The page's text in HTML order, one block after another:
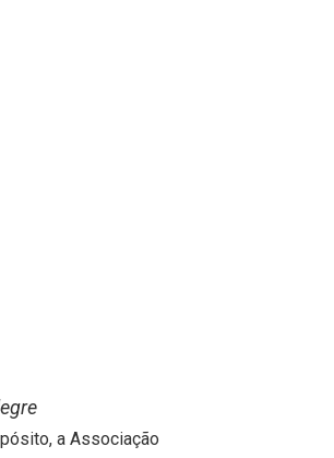
a Associação